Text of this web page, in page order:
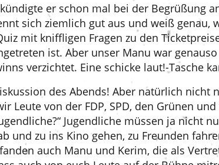
er schon mal bei der Begrüßung
sich ziemlich gut aus und weiß genau,
mit kniffligen Fragen zu den
ist. Aber unser Manu war
verzichtet. Eine schicke laut!-Tasche
des Abends! Aber natürlich nicht
Leute von der FDP, SPD, den Grünen
Jugendliche müssen ja nicht
und zu ins Kino gehen, zu Freunden
auch Manu und Kerim, die als